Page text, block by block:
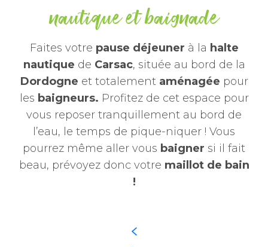
nautique et baignade
Faites votre pause déjeuner à la halte
nautique de Carsac, située au bord de la
Dordogne et totalement aménagée pour
les baigneurs. Profitez de cet espace pour
vous reposer tranquillement au bord de
l’eau, le temps de pique-niquer ! Vous
pourrez même aller vous baigner si il fait
beau, prévoyez donc votre maillot de bain
!